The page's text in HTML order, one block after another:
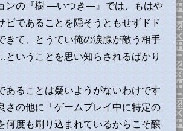
ンの『樹 ―いつき―』では、もはや
ビであることを隠そうともせずドド
きて、とうてい俺の涙腺が敵う相手
いうことを思い知らされるばかり
ることは疑いようがないわけです
さの他に「ゲームプレイ中に特定の
何度も刷り込まれているからこそ醸